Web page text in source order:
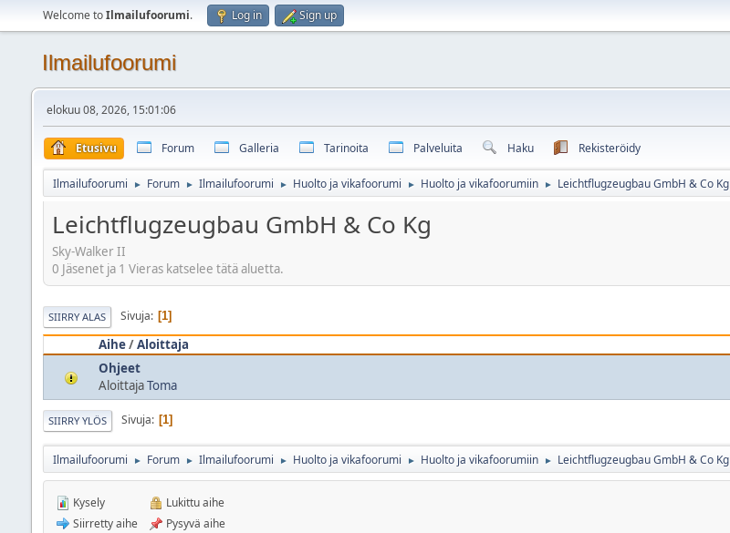
Welcome toIlmailufoorumi. Log in Sign up
Ilmailufoorumi
elokuu 08, 2026, 15:01:06
Etusivu Forum Galleria Tarinoita Palveluita Haku Rekisteröidy
Ilmailufoorumi ► Forum ► Ilmailufoorumi ► Huolto ja vikafoorumi ► Huolto ja vikafoorumiin ► Leichtflugzeugbau GmbH & Co Kg
Leichtflugzeugbau GmbH & Co Kg
Sky-Walker II
0 Jäsenet ja 1 Vieras katselee tätä aluetta.
SIIRRY ALAS Sivuja 1
Aihe/Aloittaja
Ohjeet
AloittajaToma
SIIRRY YLÖS Sivuja 1
Ilmailufoorumi ► Forum ► Ilmailufoorumi ► Huolto ja vikafoorumi ► Huolto ja vikafoorumiin ► Leichtflugzeugbau GmbH & Co Kg
Kysely
Siirretty aihe
Lukittu aihe
Pysyvä aihe